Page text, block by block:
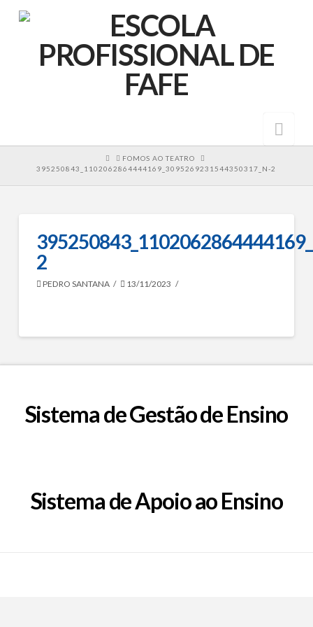
HOMEFOMOS AO TEATRO
395250843_1102062864444169_3095269231544350317_N-2
2
PEDRO SANTANA 13/11/2023
Sistema de Gestão de Ensino
Sistema de Apoio ao Ensino